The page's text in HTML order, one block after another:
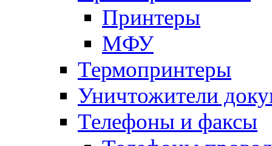
Принтеры
МФУ
Термопринтеры
Уничтожители
Телефоны и факсы